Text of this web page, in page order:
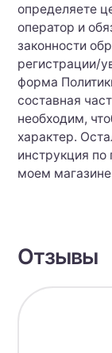
определяете
оператор и
законности
регистрации/
форма
составная
необходим,
характер.
инструкция
моем
Отзывы